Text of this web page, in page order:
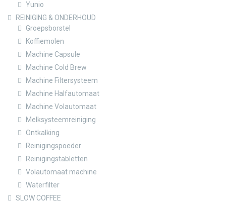
Yunio
REINIGING & ONDERHOUD
Groepsborstel
Koffiemolen
Machine Capsule
Machine Cold Brew
Machine Filtersysteem
Machine Halfautomaat
Machine Volautomaat
Melksysteemreiniging
Ontkalking
Reinigingspoeder
Reinigingstabletten
Volautomaat machine
Waterfilter
SLOW COFFEE